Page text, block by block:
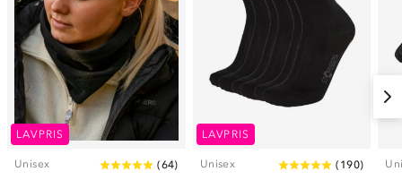
LAVPRIS
Unisex (64)
LAVPRIS
Unisex ( 190)